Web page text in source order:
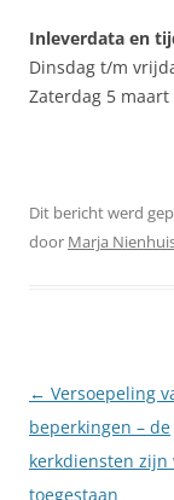
Inleverdata en
Dinsdag t/m
Zaterdag 5
Dit bericht werd
door Marja
Berichtnavigatie
← Versoepeling
beperkingen – de
kerkdiensten zijn
toegestaan